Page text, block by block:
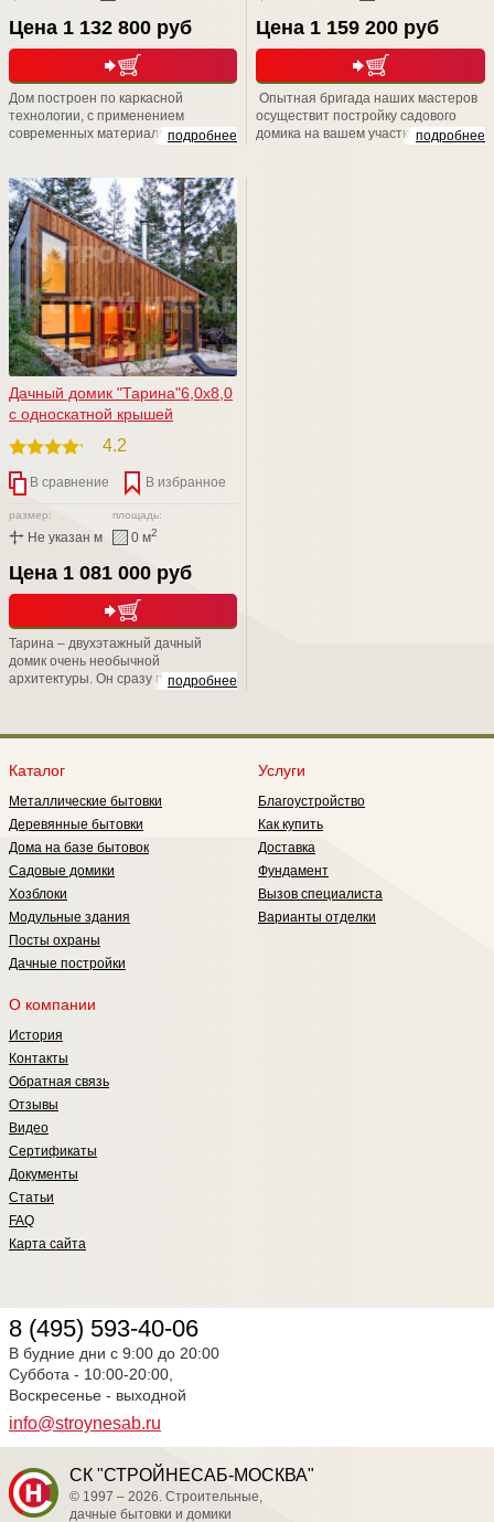
Цена 1 132 800 руб
подробнее
Дом построен по каркасной
технологии, с применением
современных материалов. Простой,
Цена 1 159 200 руб
подробнее
Опытная бригада наших мастеров
осуществит постройку садового
домика на вашем участке в
Дачный домик "Тарина"6,0х8,0
с односкатной крышей
4.2
В сравнение В избранное
размер:
Не указан м
площадь:
0 м2
Цена 1 081 000 руб
подробнее
Тарина – двухэтажный дачный
домик очень необычной
архитектуры. Он сразу привлекает
которое обеспечивает практически
очень практичен: вы наверняка
комфортную температуру в
помещениях первого этажа,
самым жарким летом.
Каталог
Металлические бытовки
Деревянные бытовки
Дома на базе бытовок
Садовые домики
Хозблоки
Модульные здания
Посты охраны
Дачные постройки
Услуги
Благоустройство
Как купить
Доставка
Фундамент
Вызов специалиста
Варианты отделки
О компании
История
Контакты
Обратная связь
Отзывы
Видео
Сертификаты
Документы
Статьи
FAQ
Карта сайта
8 (495) 593-40-06
В будние дни с 9:00 до 20:00
Суббота - 10:00-20:00,
Воскресенье - выходной
info@stroynesab.ru
СК "СТРОЙНЕСАБ-МОСКВА"
© 1997 – 2026. Строительные,
дачные бытовки и домики